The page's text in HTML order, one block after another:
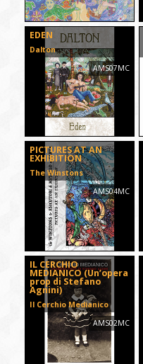
EDEN
Dalton
AMS07MC
PICTURES AT AN
EXHIBITION
The Winstons
AMS04MC
IL CERCHIO
MEDIANICO (Un’opera
prop di Stefano
Agnini)
Il Cerchio Medianico
AMS02MC